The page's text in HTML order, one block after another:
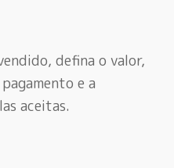
defina o valor,
e a
aceitas.